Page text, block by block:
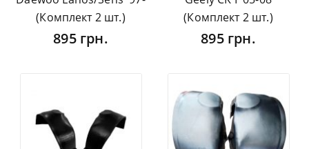
(Комплект 2 шт.)
895 грн.
(Комплект 2 шт.)
895 грн.